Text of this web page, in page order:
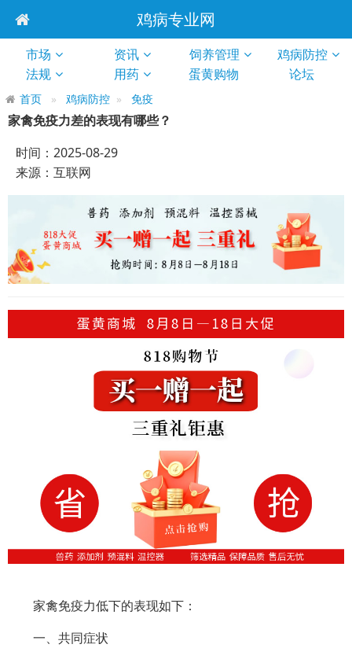
鸡病专业网
市场 资讯 饲养管理
鸡病防控
法规
用药 蛋黄购物 论坛
首页 鸡病防控 免疫
家禽免疫力差的表现有哪些？
时间：2025-08-29
来源：互联网
家禽免疫力低下的表现如下：
一、共同症状